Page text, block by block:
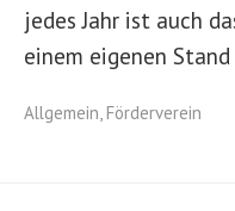
jedes Jahr ist auch
einem eigenen
Allgemein, Förderverein